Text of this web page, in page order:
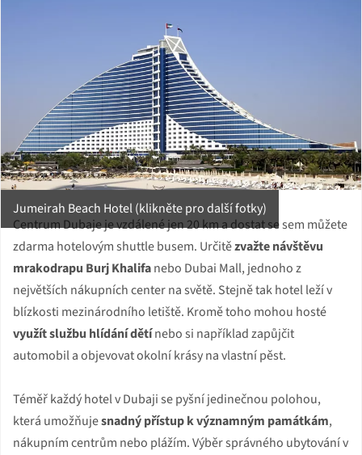
Jumeirah Beach Hotel (klikněte pro další fotky)
Centrum Dubaje je vzdálené jen 20 km a dostat se sem můžete
zdarma hotelovým shuttle busem. Určitězvažte návštěvu
mrakodrapu Burj Khalifanebo Dubai Mall, jednoho z
největších nákupních center na světě. Stejně tak hotel leží v
blízkosti mezinárodního letiště. Kromě toho mohou hosté
využít službu hlídání dětínebo si například zapůjčit
automobil a objevovat okolní krásy na vlastní pěst.
Téměř každý hotel v Dubaji se pyšní jedinečnou polohou,
která umožňujesnadný přístup k významným památkám,
nákupním centrům nebo plážím. Výběr správného ubytování v